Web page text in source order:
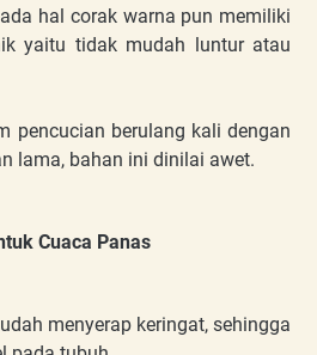
hal corak warna pun memiliki
yaitu tidak mudah luntur atau
pencucian berulang kali dengan
lama, bahan ini dinilai awet.
Cuaca Panas
menyerap keringat, sehingga